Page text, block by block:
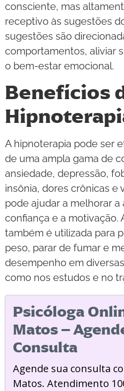
consciente, mas
receptivo às sugestões
sugestões são
comportamentos, aliviar
o bem-estar emocional.
Benefícios
A hipnoterapia pode ser
de uma ampla gama de
ansiedade, depressão,
insônia, dores crônicas e
pode ajudar a melhorar a
confiança e a motivação.
também é utilizada para
peso, parar de fumar e
desempenho em
como nos estudos e no
Psicóloga
Matos –
Consulta
Agende sua consulta
Matos. Atendimento